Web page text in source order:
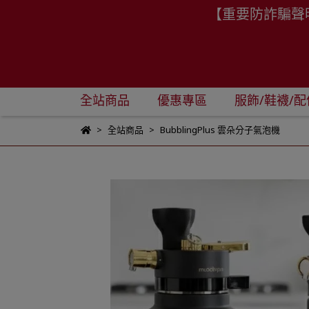
【重要防詐騙
全站商品 優惠專區 服飾/鞋襪/配
全站商品 BubblingPlus 雲朵分子氣泡機